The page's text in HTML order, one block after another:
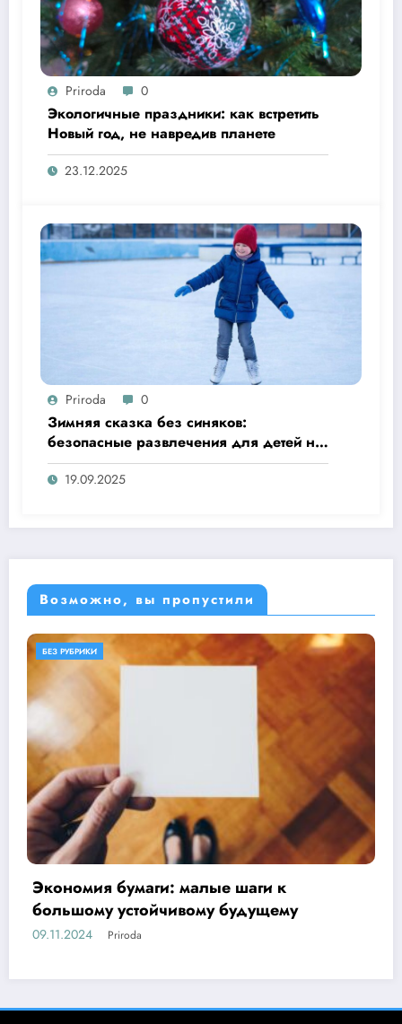
Priroda 0
Экологичные праздники: как встретить
Новый год, не навредив планете
23.12.2025
Priroda 0
Зимняя сказка без синяков:
безопасные развлечения для детей на
улице
19.09.2025
Возможно, вы пропустили
БЕЗ РУБРИКИ ОБЕРЕГАЕМ ПРИРОДУ
Основы бережливого отношения
17.10.2024 Priroda
СМИ: серия Эл № ФС77-86497 * priroda14@bk.ru * 12+ | Работает наSpiceThemes